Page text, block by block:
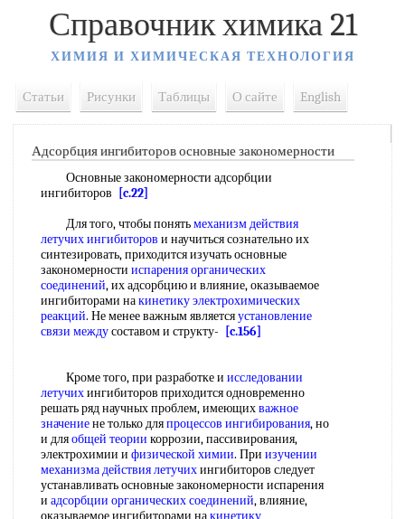
Справочник химика 21
ХИМИЯ И ХИМИЧЕСКАЯ ТЕХНОЛОГИЯ
Статьи Рисунки Таблицы О сайте English
Адсорбция ингибиторов основные закономерности
Основные закономерности адсорбции
ингибиторов
[c.22]
Для того, чтобы понятьмеханизм действия
летучих ингибиторов и научиться сознательно их
синтезировать, приходится изучать основные
закономерности испарения органических
соединений, их адсорбцию и влияние, оказываемое
ингибиторами накинетику электрохимических
реакций. Не менее важным являетсяустановление
связи междусоставом и структу- [c.156]
Кроме того, при разработке и исследовании
летучихингибиторов приходится одновременно
решать ряд научных проблем, имеющихважное
значениене только дляпроцессов ингибирования, но
и дляобщей теории коррозии, пассивирования,
электрохимии и физической химии. При изучении
механизмадействия летучихингибиторов следует
устанавливать основные закономерности испарения
и адсорбции органических соединений, влияние,
оказываемое ингибиторами накинетику